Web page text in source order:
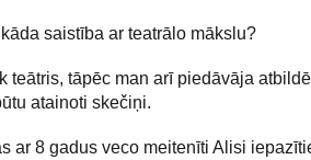
saistība ar teatrālo mākslu?
teātris, tāpēc man arī piedāvāja
atainoti skečiņi.
ar 8 gadus veco meitenīti Alisi